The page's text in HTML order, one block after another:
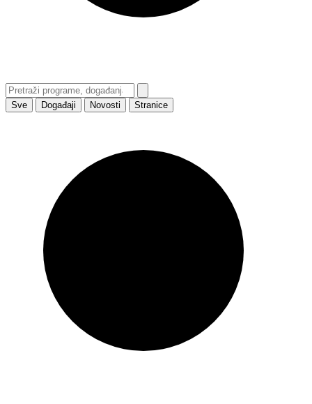
Sve Događaji Novosti Stranice